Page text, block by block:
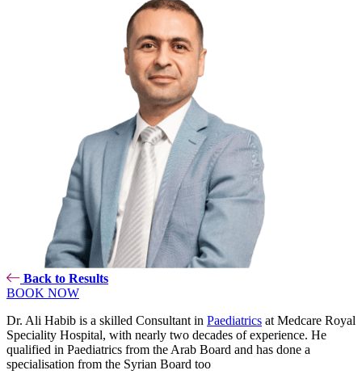
Back to Results
BOOK NOW
Dr. Ali Habib is a skilled Consultant in Paediatrics at Medcare Royal
Speciality Hospital, with nearly two decades of experience. He
qualified in Paediatrics from the Arab Board and has done a
specialisation from the Syrian Board too